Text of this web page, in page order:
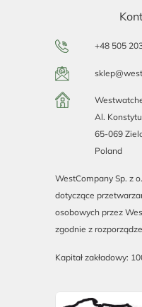
+48 505
Al.
65-069
Poland
WestCompany Sp. z
dotyczące
osobowych przez
zgodnie z
Kapitał zakładowy: